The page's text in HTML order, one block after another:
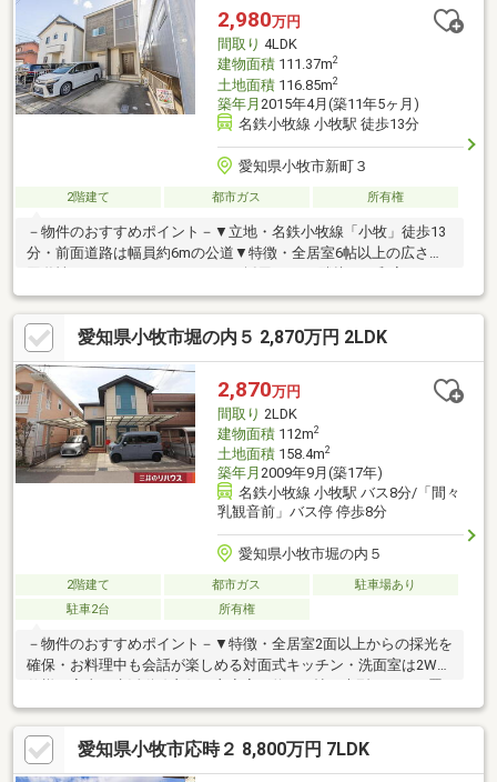
辺環境の詳細はお問い合わせください■ ご希望の住まい探しをお
手伝いします ━━━━━・・・物件の詳細・ご相談はお気軽にお
問い合わせください。
2,980万円
間取り 4LDK
建物面積111.37m2
土地面積116.85m2
築年月 2015年4月(築11年5ヶ月)
名鉄小牧線 小牧駅 徒歩13分
愛知県小牧市新町３
2階建て 都市ガス 所有権
－物件のおすすめポイント－▼立地・名鉄小牧線「小牧」徒歩13
分・前面道路は幅員約6mの公道▼特徴・全居室6帖以上の広さ・
ッズスペースや家事室など多目的に活用可能・各階にトイレ有、
来客時も気兼ねなく利用可能・洋室2室に面する南西向きバルコニ
ー・駐車スペース2台分有(車種による)▼周辺環境・ナフコ不二屋
小牧二重堀店 徒歩10分(約750m)・ファミリーマート小牧新町二丁
目店 徒歩3分(約240m)■ ご希望の住まい探しをお手伝いします
━━━━━・・・物件の詳細・ご相談はお気軽にお問い合わせく
ださい。
愛知県小牧市堀の内５ 2,870万円 2LDK
2,870万円
間取り 2LDK
建物面積112m2
土地面積158.4m2
築年月 2009年9月(築17年)
名鉄小牧線 小牧駅 バス8分/「間々
乳観音前」バス停 停歩8分
愛知県小牧市堀の内５
2階建て 都市ガス
駐車場あり
駐車2台
所有権
－物件のおすすめポイント－▼特徴・全居室2面以上からの採光を
確保・お料理中も会話が楽しめる対面式キッチン・洗面室は2WAY
きやすい広さ・WICは約4.8帖、主寝室・ホールから出入り可能・
LD含む全居室に収納スペースを配置・駐車場2台分有(車種によ
る)▼周辺環境・マックスバリュ小牧堀の内店 徒歩3分(約170m)・
堀の内公園 徒歩4分(約250m)・ローソン小牧元町三丁目店 徒歩5
愛知県小牧市応時２ 8,800万円 7LDK